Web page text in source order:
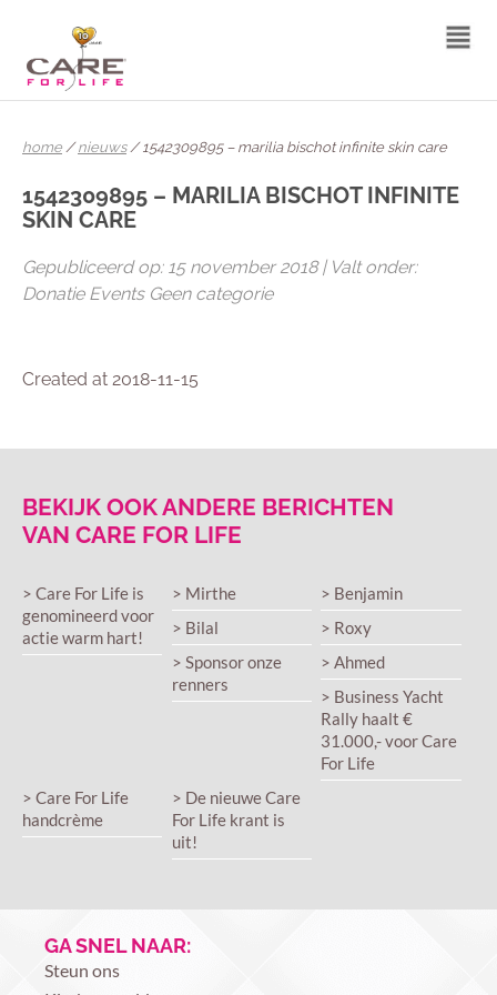
home /nieuws/ 1542309895 – marilia bischot infinite skin care
1542309895 – MARILIA BISCHOT INFINITE
SKIN CARE
Gepubliceerd op: 15 november 2018 | Valt onder:
Donatie Events Geen categorie
Created at 2018-11-15
BEKIJK OOK ANDERE BERICHTEN
VAN CARE FOR LIFE
> Care For Life is
genomineerd voor
actie warm hart!
> Mirthe
> Benjamin
> Bilal
> Roxy
> Sponsor onze
renners
> Ahmed
> Business Yacht
Rally haalt €
31.000,- voor Care
For Life
> Care For Life
handcrème
> De nieuwe Care
For Life krant is
uit!
GA SNEL NAAR:
Steun ons